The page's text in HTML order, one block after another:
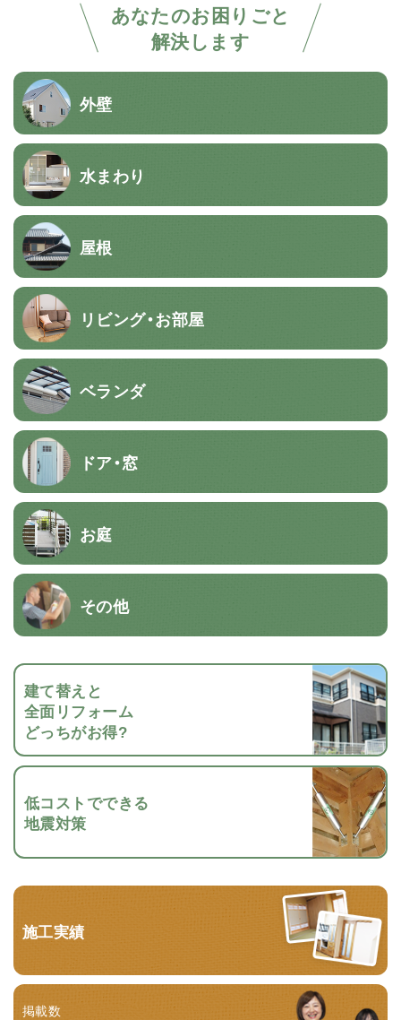
あなたのお困りごと
解決します
外壁
水まわり
屋根
リビング・お部屋
ベランダ
ドア・窓
お庭
その他
建て替えと
全面リフォーム
どっちがお得?
低コストでできる
地震対策
施工実績
掲載数